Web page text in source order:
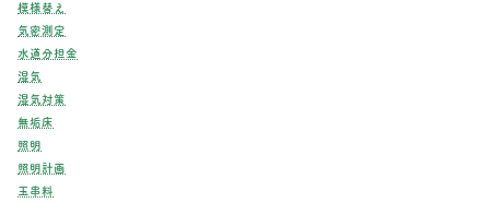
模様替え
気密測定
水道分担金
湿気
湿気対策
無垢床
照明
照明計画
玉串料